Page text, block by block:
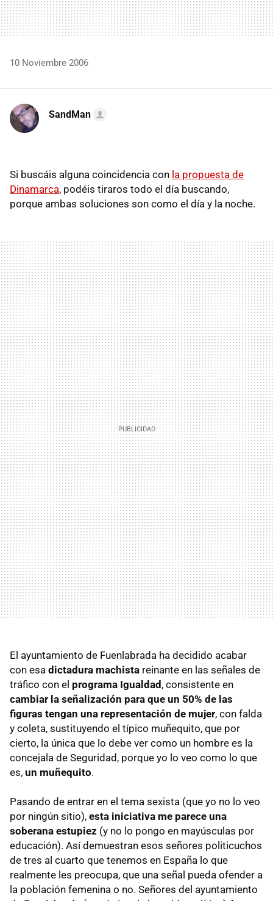
10 Noviembre 2006
SandMan
Si buscáis alguna coincidencia con la propuesta de
Dinamarca, podéis tiraros todo el día buscando,
porque ambas soluciones son como el día y la noche.
El ayuntamiento de Fuenlabrada ha decidido acabar
con esa dictadura machista reinante en las señales de
tráfico con el programa Igualdad , consistente en
cambiar la señalización para que un 50% de las
figuras tengan una representación de mujer, con falda
y coleta, sustituyendo el típico muñequito, que por
cierto, la única que lo debe ver como un hombre es la
concejala de Seguridad, porque yo lo veo como lo que
es, un muñequito.
Pasando de entrar en el tema sexista (que yo no lo veo
por ningún sitio), esta iniciativa me parece una
soberana estupiez (y no lo pongo en mayúsculas por
educación). Así demuestran esos señores politicuchos
de tres al cuarto que tenemos en España lo que
realmente les preocupa, que una señal pueda ofender a
la población femenina o no. Señores del ayuntamiento